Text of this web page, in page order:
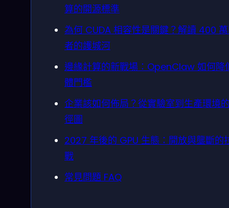
算的開源標準
為何 CUDA 相容性是關鍵？解讀 400
者的護城河
邊緣計算的新戰場：OpenClaw 如何降
體門檻
企業該如何佈局？從實驗室到生產環境
徑圖
2027 年後的 GPU 生態：開放與壟斷的
戰
常見問題 FAQ